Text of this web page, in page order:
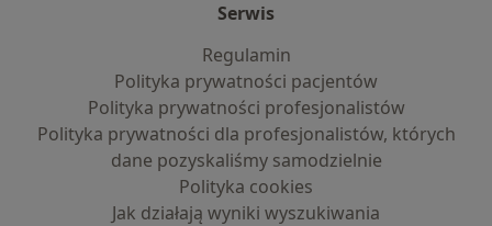
Serwis
Regulamin
Polityka prywatności pacjentów
Polityka prywatności profesjonalistów
Polityka prywatności dla profesjonalistów, których
dane pozyskaliśmy samodzielnie
Polityka cookies
Jak działają wyniki wyszukiwania